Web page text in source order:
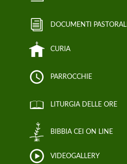
DOCUMENTI PASTORALI
CURIA
PARROCCHIE
LITURGIA DELLE ORE
BIBBIA CEI ON LINE
VIDEOGALLERY